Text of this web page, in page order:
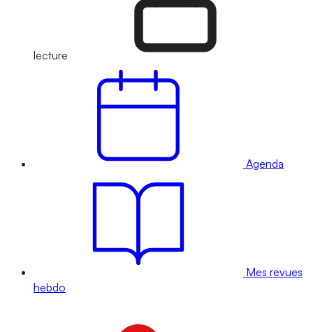
lecture
Agenda
Mes revues
hebdo